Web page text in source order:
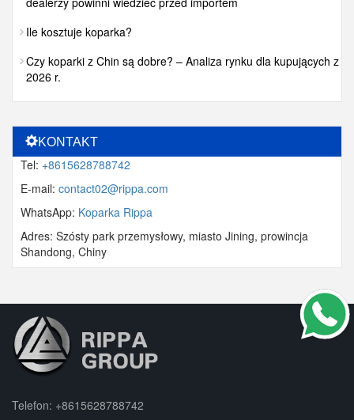
Ile kosztuje koparka?
Czy koparki z Chin są dobre? – Analiza rynku dla kupujących z
2026 r.
KONTAKT
Tel: +8615628788742
E-mail: contact02@rippa.com
WhatsApp: Koparka Rippa
Adres: Szósty park przemysłowy, miasto Jining, prowincja
Shandong, Chiny
Telefon: +8615628788742